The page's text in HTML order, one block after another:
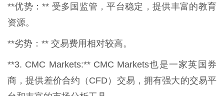
**优势：** 受多国监管，平台稳定，提供丰富的教育
资源。
**劣势：** 交易费用相对较高。
**3. CMC Markets:** CMC Markets也是一家英国券
商，提供差价合约（CFD）交易，拥有强大的交易平